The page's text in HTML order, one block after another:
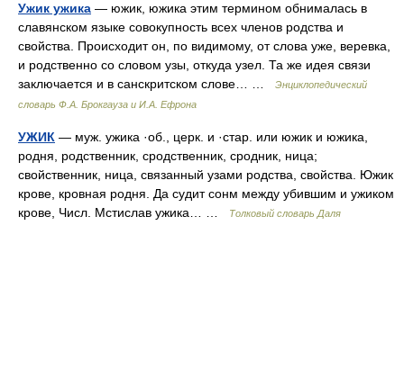
Ужик ужика — южик, южика этим термином обнималась в
славянском языке совокупность всех членов родства и
свойства. Происходит он, по видимому, от слова уже, веревка,
и родственно со словом узы, откуда узел. Та же идея связи
заключается и в санскритском слове… …
Энциклопедический
словарь Ф.А. Брокгауза и И.А. Ефрона
УЖИК — муж. ужика ·об., церк. и ·стар. или южик и южика,
родня, родственник, сродственник, сродник, ница;
свойственник, ница, связанный узами родства, свойства. Южик
крове, кровная родня. Да судит сонм между убившим и ужиком
крове, Числ. Мстислав ужика… …
Толковый словарь Даля